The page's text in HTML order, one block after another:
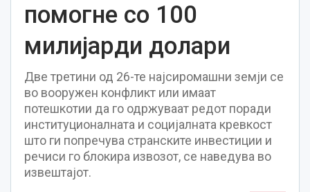
помогне со 100
милијарди долари
Две третини од 26-те најсиромашни земји се
во вооружен конфликт или имаат
потешкотии да го одржуваат редот поради
институционалната и социјалната кревкост
што ги попречува странските инвестиции и
речиси го блокира извозот, се наведува во
извештајот.